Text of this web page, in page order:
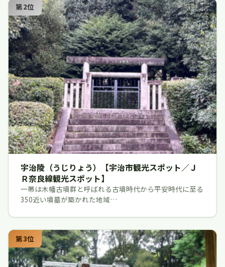
第2位
宇治陵（うじりょう）【宇治市観光スポット／Ｊ
Ｒ奈良線観光スポット】
一帯は木幡古墳群と呼ばれる古墳時代から平安時代に至る
350近い墳墓が築かれた地域…
第3位